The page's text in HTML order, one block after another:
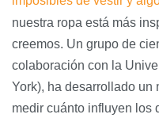
nuestra ropa está más
creemos. Un grupo de
colaboración con la
York), ha desarrollado un
medir cuánto influyen los